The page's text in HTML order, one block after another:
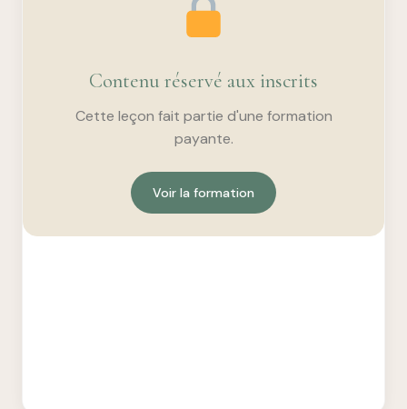
Contenu réservé aux inscrits
Cette leçon fait partie d'une formation
payante.
Voir la formation